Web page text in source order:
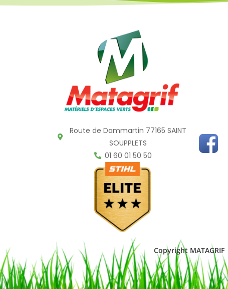
Route de Dammartin 77165 SAINT
SOUPPLETS
01 60 01 50 50
Copyright MATAGRIF